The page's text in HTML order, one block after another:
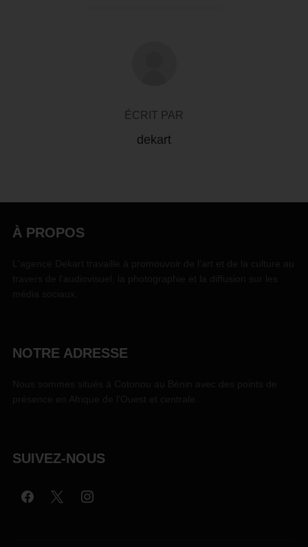
ÉCRIT PAR
dekart
À PROPOS
NOTRE ADRESSE
SUIVEZ-NOUS